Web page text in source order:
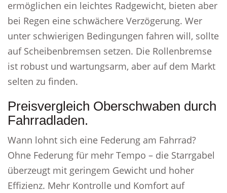
ermöglichen ein leichtes Radgewicht, bieten aber
bei Regen eine schwächere Verzögerung. Wer
unter schwierigen Bedingungen fahren will, sollte
auf Scheibenbremsen setzen. Die Rollenbremse
ist robust und wartungsarm, aber auf dem Markt
selten zu finden.
Preisvergleich Oberschwaben durch
Fahrradladen.
Wann lohnt sich eine Federung am Fahrrad?
Ohne Federung für mehr Tempo – die Starrgabel
überzeugt mit geringem Gewicht und hoher
Effizienz. Mehr Kontrolle und Komfort auf